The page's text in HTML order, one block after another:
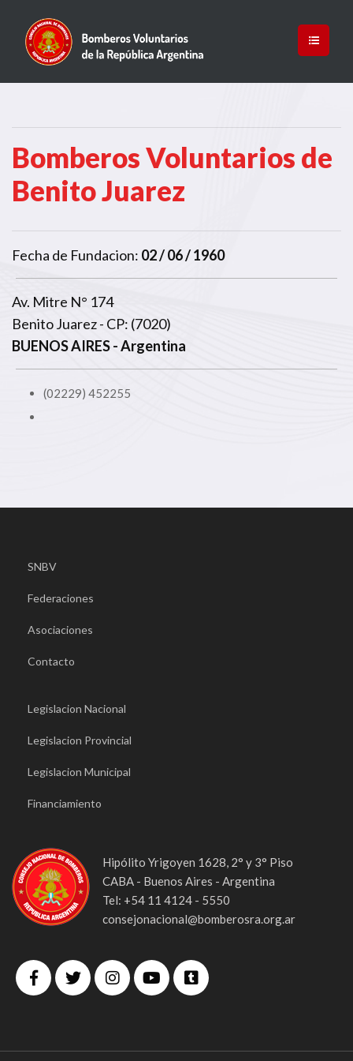
Bomberos Voluntarios de
Benito Juarez
Fecha de Fundacion: 02 / 06 / 1960
Av. Mitre N° 174
Benito Juarez - CP: (7020)
BUENOS AIRES- Argentina
(02229) 452255
SNBV
Federaciones
Asociaciones
Contacto
Legislacion Nacional
Legislacion Provincial
Legislacion Municipal
Financiamiento
Hipólito Yrigoyen 1628, 2° y 3° Piso
CABA - Buenos Aires - Argentina
Tel: +54 11 4124 - 5550
consejonacional@bomberosra.org.ar